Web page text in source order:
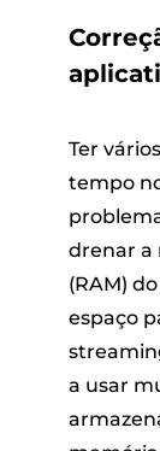
Ter
tempo
drenar a
(RAM)
espaço
a usar